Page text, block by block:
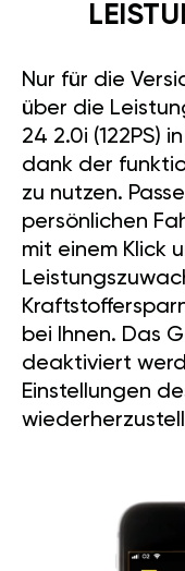
Nur für die
über die
24 2.0i (122PS)
dank der
zu nutzen.
persönlichen
mit einem Klick
bei Ihnen. Das
deaktiviert
Einstellungen